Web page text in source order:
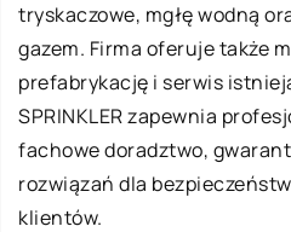
tryskaczowe, mgłę wodną
gazem. Firma oferuje także
prefabrykację i serwis
SPRINKLER zapewnia
fachowe doradztwo,
rozwiązań dla
klientów.